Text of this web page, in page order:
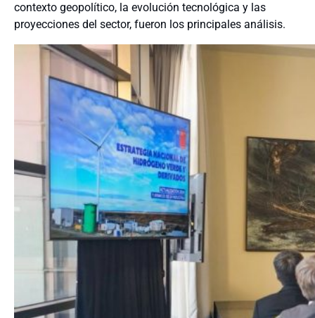
contexto geopolítico, la evolución tecnológica y las
proyecciones del sector, fueron los principales análisis.